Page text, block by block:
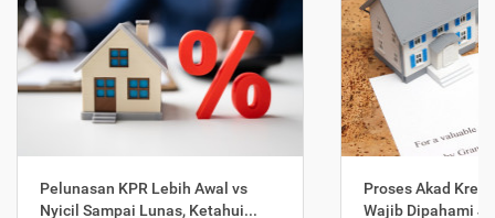
Pelunasan KPR Lebih Awal vs
Nyicil Sampai Lunas, Ketahui...
Proses Akad
Wajib Dipahami